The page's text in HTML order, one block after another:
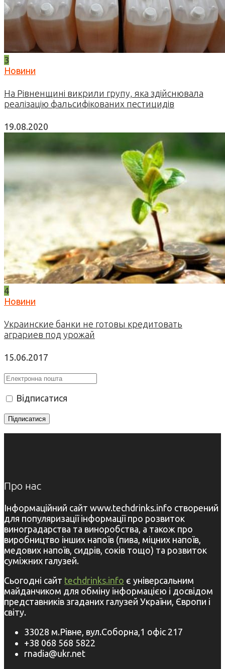
3
Новини
На Рівненщині викрили групу, яка здійснювала
реалізацію фальсифікованих пестицидів
19.08.2020
4
Новини
Украинские банки не готовы кредитовать
аграриев под урожай
15.06.2017
Відписатися
Про нас
Інформаційний сайт www.techdrinks.info створений
для популяризації інформації про розвиток
виноградарства та виноробства, а також про
виробництво інших напоїв (пива, міцних напоїв,
медових напоїв, сидрів, соків тощо) та розвиток
суміжних галузей.
Сьогодні сайт techdrinks.info є універсальним
майданчиком для обміну інформацією і досвідом
представників згаданих галузей України, Європи і
світу.
33028 м.Рівне, вул.Соборна,1 офіс 217
+38 068 568 5822
rnadia@ukr.net